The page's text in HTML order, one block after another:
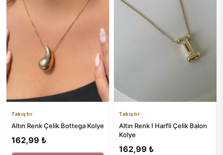
Takıştır
Altın Renk Çelik Bottega Kolye
162,99 ₺
Takıştır
Altın Renk I Harfli Çelik Balon
Kolye
162,99 ₺